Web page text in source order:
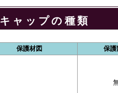
ャップの種類
保護材図 保護